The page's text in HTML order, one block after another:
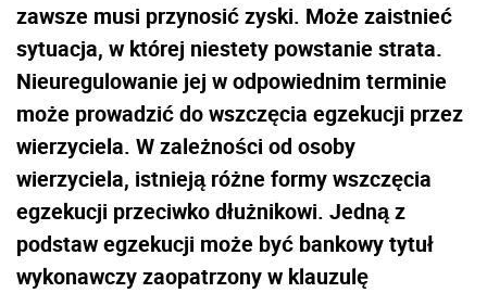
zawsze musi przynosić zyski. Może zaistnieć
sytuacja, w której niestety powstanie strata.
Nieuregulowanie jej w odpowiednim terminie
może prowadzić do wszczęcia egzekucji przez
wierzyciela. W zależności od osoby
wierzyciela, istnieją różne formy wszczęcia
egzekucji przeciwko dłużnikowi. Jedną z
podstaw egzekucji może być bankowy tytuł
wykonawczy zaopatrzony w klauzulę